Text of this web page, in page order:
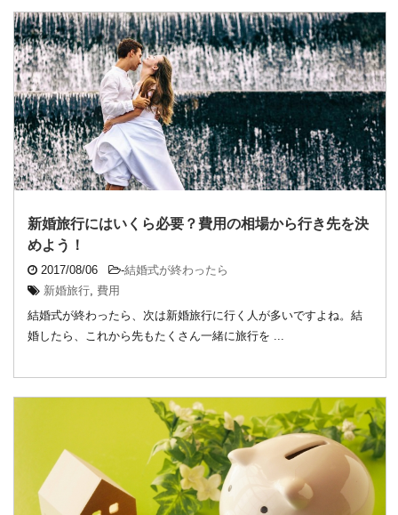
新婚旅行にはいくら必要？費用の相場から行き先を決
めよう！
2017/08/06 -結婚式が終わったら
新婚旅行 費用
結婚式が終わったら、次は新婚旅行に行く人が多いですよね。結
婚したら、これから先もたくさん一緒に旅行を ...